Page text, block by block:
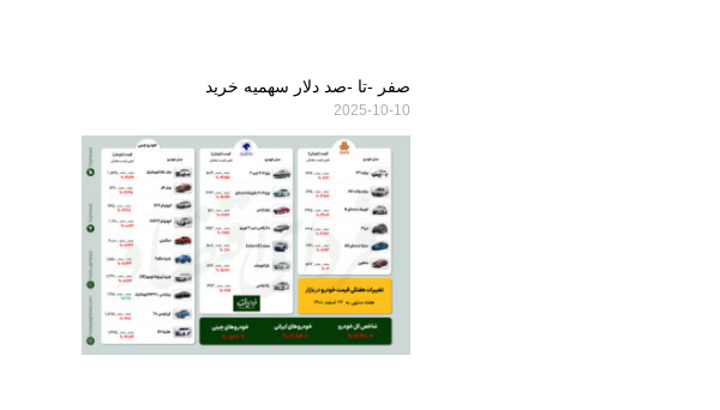
صفر -تا -صد دلار سهمیه خرید
2025-10-10